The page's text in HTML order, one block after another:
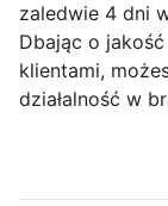
zaledwie 4 dni
Dbając o
klientami,
działalność w